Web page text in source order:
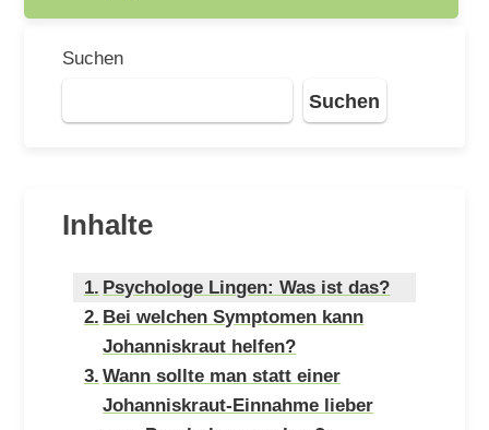
Suchen
Suchen
Inhalte
Psychologe Lingen: Was ist das?
Bei welchen Symptomen kann
Johanniskraut helfen?
Wann sollte man statt einer
Johanniskraut-Einnahme lieber